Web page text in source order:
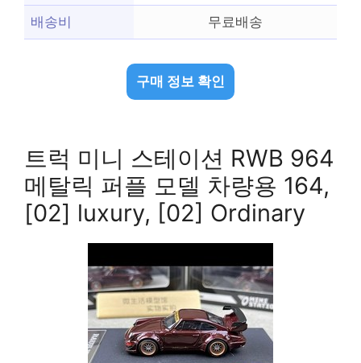
배송비 무료배송
구매 정보 확인
트럭 미니 스테이션 RWB 964
메탈릭 퍼플 모델 차량용 164,
[02] luxury, [02] Ordinary